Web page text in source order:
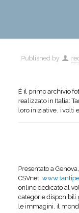
Published by
È il primo archivio
realizzato in Italia:
loro iniziative, i volti
Presentato a
CSVnet,
online dedicato al
categorie disponibili
le immagini, il